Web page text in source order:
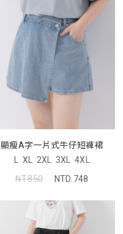
顯瘦A字一片式牛仔短褲裙
L XL 2XL 3XL 4XL
NT.850
NTD.748